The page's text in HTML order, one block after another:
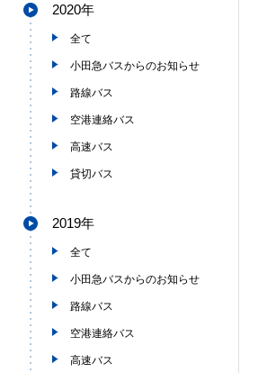
2020年
全て
小田急バスからのお知らせ
路線バス
空港連絡バス
高速バス
貸切バス
2019年
全て
小田急バスからのお知らせ
路線バス
空港連絡バス
高速バス